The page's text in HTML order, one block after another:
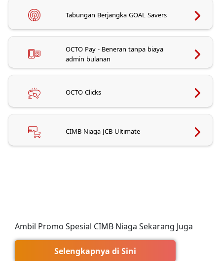
Tabungan Berjangka GOAL Savers
OCTO Pay - Beneran tanpa biaya
admin bulanan
OCTO Clicks
CIMB Niaga JCB Ultimate
Ambil Promo Spesial CIMB Niaga Sekarang Juga
Selengkapnya di Sini